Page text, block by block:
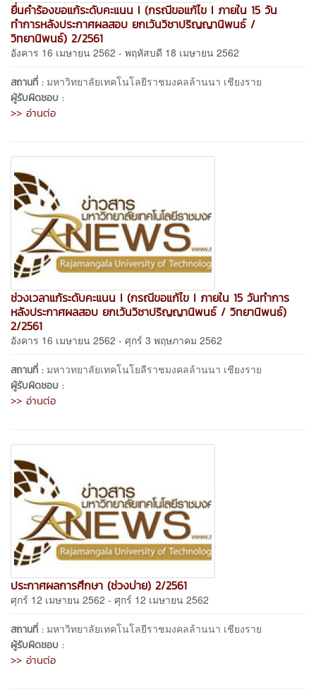
ยื่นคำร้องขอแก้ระดับคะแนน I (กรณีขอแก้ไข I ภายใน 15 วัน
ทำการหลังประกาศผลสอบ ยกเว้นวิชาปริญญานิพนธ์ /
วิทยานิพนธ์) 2/2561
อังคาร 16 เมษายน 2562 - พฤหัสบดี 18 เมษายน 2562
สถานที่ : มหาวิทยาลัยเทคโนโลยีราชมงคลล้านนา เชียงราย
ผู้รับผิดชอบ :
>> อ่านต่อ
ช่วงเวลาแก้ระดับคะแนน I (กรณีขอแก้ไข I ภายใน 15 วันทำการ
หลังประกาศผลสอบ ยกเว้นวิชาปริญญานิพนธ์ / วิทยานิพนธ์)
2/2561
อังคาร 16 เมษายน 2562 - ศุกร์ 3 พฤษภาคม 2562
สถานที่ : มหาวทยาลัยเทคโนโยลีราชมงคลล้านนา เชียงราย
ผู้รับผิดชอบ :
>> อ่านต่อ
ประกาศผลการศึกษา (ช่วงบ่าย) 2/2561
ศุกร์ 12 เมษายน 2562 - ศุกร์ 12 เมษายน 2562
สถานที่ : มหาวิทยาลัยเทคโนโลยีราชมงคลล้านนา เชียงราย
ผู้รับผิดชอบ :
>> อ่านต่อ